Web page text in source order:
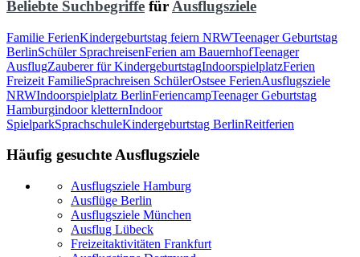
Beliebte Suchbegriffe für Ausflugsziele
Familie FerienKindergeburtstag feiern NRWTeenager Geburtstag
BerlinSchüler SprachreisenFerien am BauernhofTeenager
AusflugZauberer für KindergeburtstagIndoorspielplatzFerien
Freizeit FamilieSprachreisen SchülerOstsee FerienAusflugsziele
NRWIndoorspielplatz BerlinFeriencampTeenager Geburtstag
Hamburgindoor kletternIndoor
SpielparkSprachschuleKindergeburtstag BerlinReitferien
Häufig gesuchte Ausflugsziele
Ausflugsziele Hamburg
Ausflüge Berlin
Ausflugsziele München
Ausflug Lübeck
Freizeitaktivitäten Frankfurt